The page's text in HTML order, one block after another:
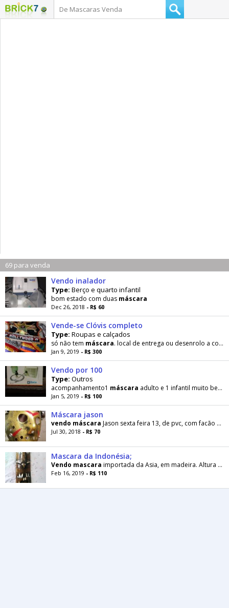
69 para venda
Vendo inalador
Type: Berço e quarto infantil
bom estado com duas máscara
Dec 26, 2018 - R$ 60
Vende-se Clóvis completo
Type: Roupas e calçados
só não tem máscara. local de entrega ou desenrolo a combinar
Jan 9, 2019 - R$ 300
Vendo por 100
Type: Outros
acompanhamento1 máscara adulto e 1 infantil muito bem conservado
Jan 5, 2019 - R$ 100
Máscara jason
vendo máscara Jason sexta feira 13, de pvc, com facão de madeira , para festas a fantasia .apenas
Jul 30, 2018 - R$ 70
Mascara da Indonésia;
Vendo mascara importada da Asia, em madeira. Altura de 1 metro. Largura 0,15 cm. Sem defeitos
Feb 16, 2019 - R$ 110